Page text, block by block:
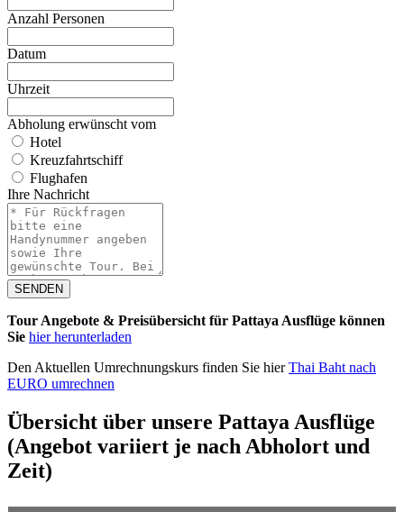
Anzahl Personen
Datum
Uhrzeit
Abholung erwünscht vom
Hotel
Kreuzfahrtschiff
Flughafen
Ihre Nachricht
SENDEN
Tour Angebote & Preisübersicht für Pattaya Ausflüge können
Sie hier herunterladen
Den Aktuellen Umrechnungskurs finden Sie hierThai Baht nach
EURO umrechnen
Übersicht über unsere Pattaya Ausflüge
(Angebot variiert je nach Abholort und
Zeit)